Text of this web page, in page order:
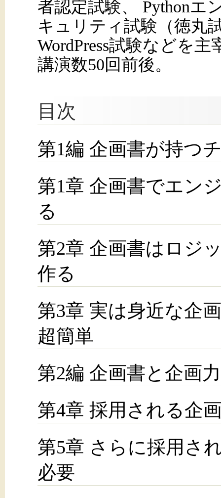
者認定試験、 Pythonエ
キュリティ試験（徳丸
WordPress試験などを
講演数50回前後。
目次
第1編 企画書が持つ
第1章 企画書でエン
る
第2章 企画書はロジ
作る
第3章 実は身近な企
超簡単
第2編 企画書と企画
第4章 採用される企
第5章 さらに採用さ
必要